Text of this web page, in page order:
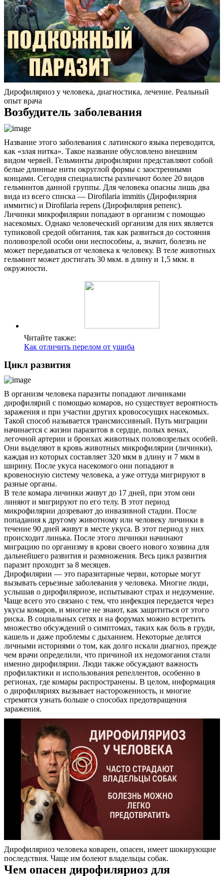
Услуги
Акции
Отзывы
Статьи
Контакты
Дирофиляриоз у человека, диагностика, лечение. Реальный
опыт врача
Возбудитель заболевания
Название этого заболевания с латинского языка переводится,
как «злая нитка». Такое название обусловлено внешним
видом червей. Гельминты дирофилярии представляют собой
белые длинные нити округлой формы с заостренными
концами. Сегодня специалисты различают более 20 видов
гельминтов данной группы. Для человека опасны лишь два
вида из всего списка — Dirofilaria immitis (Дирофилярия
иммитис) и Dirofilaria repens (Дирофилярия репенс).
Личинки микрофилярии попадают в организм с помощью
насекомых. Однако человеческий организм для них является
тупиковой средой обитания, так как развиться до состояния
половозрелой особи они неспособны, а, значит, болезнь не
может передаваться от человека к человеку. В теле животных
гельминт может достигать 30 мкм. в длину и 1,5 мкм. в
окружности.
Читайте также:
Как отличить перелом от ушиба
Цикл развития
В организм человека паразиты попадают личинками
дирофилярий с помощью комаров, но существует вероятность
заражения и при участии других кровососущих насекомых.
Такой способ называется трансмиссивный. Путь миграции
начинается с жизни паразитов в сердце, полых венах,
легочной артерии и бронхах животных половозрелых особей.
Они выделяют в кровь животных микрофилярии (личинки),
каждая из которых составляет 320 мкм в длину и 7 мкм в
ширину. После укуса насекомого они попадают в
кровеносную систему человека, а уже оттуда мигрируют в
разные органы.
В теле комара личинки живут до 17 дней, при этом они
линяют и мигрируют по его телу. В этот период
микрофилярии дозревают до инвазивной стадии. После
попадания к другому животному или человеку личинки в
течение 90 дней живут в месте укуса. В этот период у них
происходит линька. После этого личинки начинают
миграцию по организму в крови своего нового хозяина для
дальнейшего развития и размножения. Весь цикл развития
паразит проходит за 8 месяцев.
Дирофилярии — это паразитарные черви, которые могут
вызывать серьезные заболевания у человека. Многие люди,
услышав о дирофиляриозе, испытывают страх и недоумение.
Чаще всего это связано с тем, что инфекция передается через
укусы комаров, и многие не знают, как защититься от этого
риска. В социальных сетях и на форумах можно встретить
множество обсуждений о симптомах, таких как боль в груди,
кашель и даже проблемы с дыханием. Некоторые делятся
личными историями о том, как долго искали диагноз, прежде
чем врачи определили, что причиной их недомогания стали
именно дирофилярии. Люди также обсуждают важность
профилактики и использования репеллентов, особенно в
регионах, где комары распространены. В целом, информация
о дирофиляриях вызывает настороженность, и многие
стремятся узнать больше о способах предотвращения
заражения.
Дирофиляриоз человека коварен, опасен, имеет шокирующие
последствия. Чаще им болеют владельцы собак.
Чем опасен дирофиляриоз для